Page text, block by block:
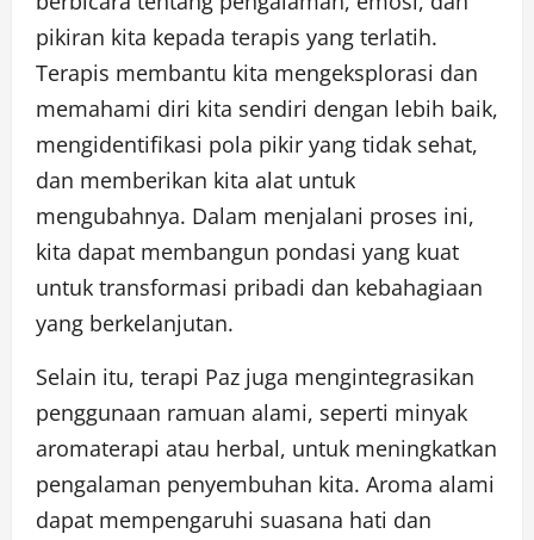
pikiran kita kepada terapis yang terlatih.
Terapis membantu kita mengeksplorasi dan
memahami diri kita sendiri dengan lebih baik,
mengidentifikasi pola pikir yang tidak sehat,
dan memberikan kita alat untuk
mengubahnya. Dalam menjalani proses ini,
kita dapat membangun pondasi yang kuat
untuk transformasi pribadi dan kebahagiaan
yang berkelanjutan.
Selain itu, terapi Paz juga mengintegrasikan
penggunaan ramuan alami, seperti minyak
aromaterapi atau herbal, untuk meningkatkan
pengalaman penyembuhan kita. Aroma alami
dapat mempengaruhi suasana hati dan